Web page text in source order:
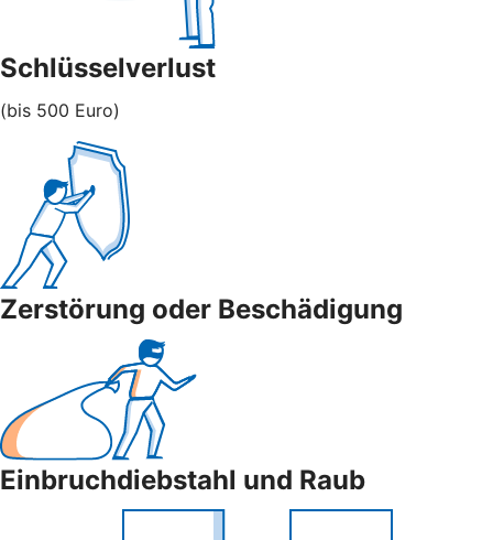
Schlüsselverlust
(bis 500 Euro)
Zerstörung oder Beschädigung
Einbruchdiebstahl und Raub